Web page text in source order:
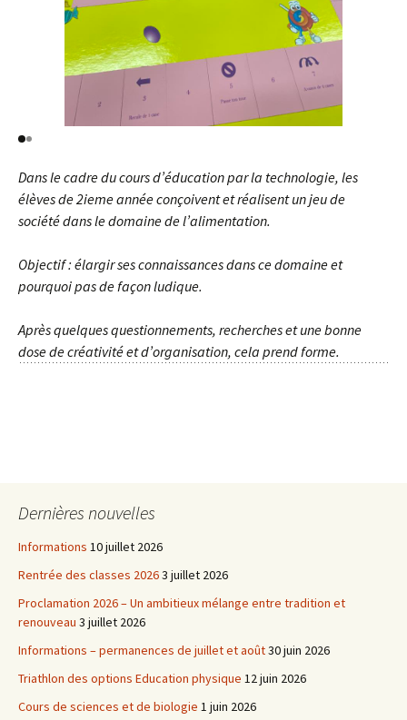
Dans le cadre du cours d’éducation par la technologie, les
élèves de 2ieme année conçoivent et réalisent un jeu de
société dans le domaine de l’alimentation.
Objectif : élargir ses connaissances dans ce domaine et
pourquoi pas de façon ludique.
Après quelques questionnements, recherches et une bonne
dose de créativité et d’organisation, cela prend forme.
Dernières nouvelles
Informations 10 juillet 2026
Rentrée des classes 20263 juillet 2026
Proclamation 2026 – Un ambitieux mélange entre tradition et
renouveau 3 juillet 2026
Informations – permanences de juillet et août30 juin 2026
Triathlon des options Education physique 12 juin 2026
Cours de sciences et de biologie 1 juin 2026